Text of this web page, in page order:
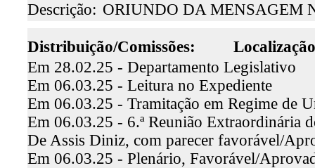
Descrição: ORIUNDO DA MENSAGEM
Distribuição/Comissões:
Em 28.02.25 - Departamento Legislativo
Em 06.03.25 - Leitura no Expediente
Em 06.03.25 - Tramitação em Regime de
Em 06.03.25 - 6.ª Reunião Extraordinária
De Assis Diniz, com parecer favorável/
Em 06.03.25 - Plenário, Favorável/